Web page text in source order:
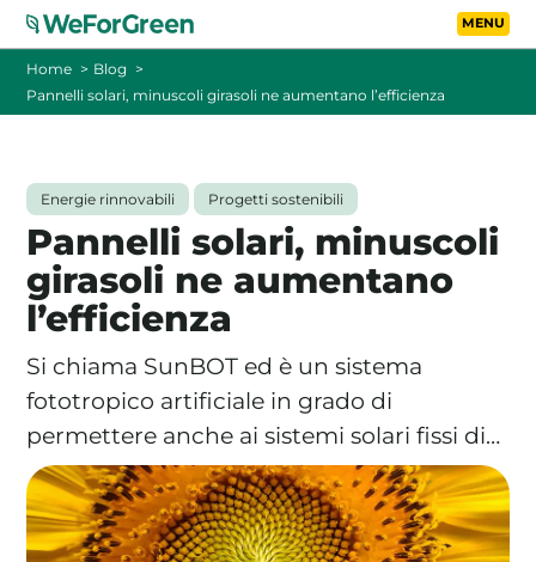
Vai al contenuto
TARIFFE
FOTOVOLTAICO A DISTANZA
FAQ
CONTATTI
PASSA A WEFORGREEN
Home
Blog
Pannelli solari, minuscoli girasoli ne aumentano l’efficienza
Energie rinnovabili Progetti sostenibili
Pannelli solari, minuscoli
girasoli ne aumentano
l’efficienza
Si chiama SunBOT ed è un sistema
fototropico artificiale in grado di
permettere anche ai sistemi solari fissi di…